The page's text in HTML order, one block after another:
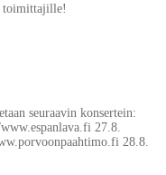
toimittajille!
seuraavin konsertein:
27.8.
28.8.